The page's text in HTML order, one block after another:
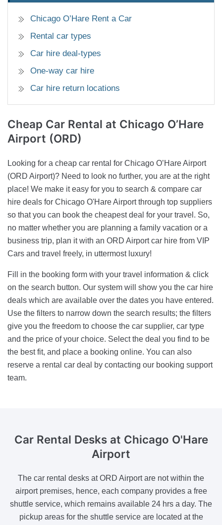
Chicago O’Hare Rent a Car
Rental car types
Car hire deal-types
One-way car hire
Car hire return locations
Cheap Car Rental at Chicago O’Hare
Airport (ORD)
Looking for a cheap car rental for Chicago O’Hare Airport
(ORD Airport)? Need to look no further, you are at the right
place! We make it easy for you to search & compare car
hire deals for Chicago O'Hare Airport through top suppliers
so that you can book the cheapest deal for your travel. So,
no matter whether you are planning a family vacation or a
business trip, plan it with an ORD Airport car hire from VIP
Cars and travel freely, in uttermost luxury!
Fill in the booking form with your travel information & click
on the search button. Our system will show you the car hire
deals which are available over the dates you have entered.
Use the filters to narrow down the search results; the filters
give you the freedom to choose the car supplier, car type
and the price of your choice. Select the deal you find to be
the best fit, and place a booking online. You can also
reserve a rental car deal by contacting our booking support
team.
Car Rental Desksat Chicago O'Hare
Airport
The car rental desks at ORD Airport are not within the
airport premises, hence, each company provides a free
shuttle service, which remains available 24 hrs a day. The
pickup areas for the shuttle service are located at the